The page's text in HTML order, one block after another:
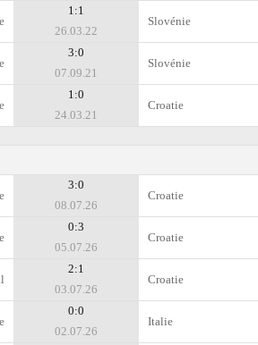
1:1
26.03.22
Slovénie
3:0
07.09.21
Slovénie
1:0
24.03.21
Croatie
3:0
08.07.26
Croatie
0:3
05.07.26
Croatie
2:1
03.07.26
Croatie
0:0
02.07.26
Italie